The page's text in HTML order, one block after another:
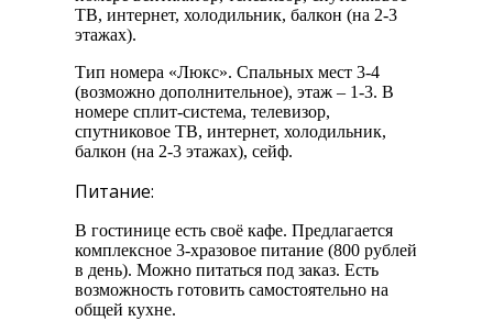
ТВ, интернет, холодильник, балкон (на 2-3
этажах).
Тип номера «Люкс». Спальных мест 3-4
(возможно дополнительное), этаж – 1-3. В
номере сплит-система, телевизор,
спутниковое ТВ, интернет, холодильник,
балкон (на 2-3 этажах), сейф.
Питание:
В гостинице есть своё кафе. Предлагается
комплексное 3-хразовое питание (800 рублей
в день). Можно питаться под заказ. Есть
возможность готовить самостоятельно на
общей кухне.